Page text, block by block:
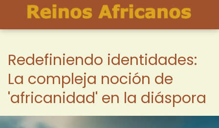
Redefiniendo identidades:
La compleja noción de
'africanidad' en la diáspora